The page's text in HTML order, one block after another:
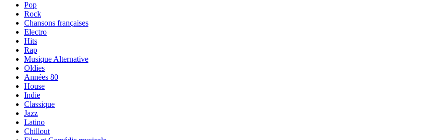
Pop
Rock
Chansons françaises
Electro
Hits
Rap
Musique Alternative
Oldies
Années 80
House
Indie
Classique
Jazz
Latino
Chillout